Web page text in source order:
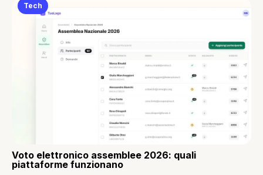
Tech
Voto elettronico assemblee 2026: quali
piattaforme funzionano